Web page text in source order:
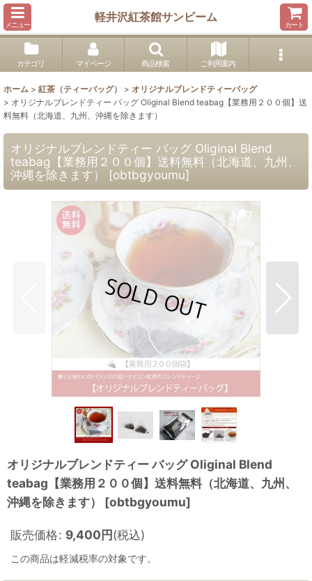
メニュー
軽井沢紅茶館サンビーム
カート
カテゴリ マイページ 商品検索 ご利用案内
ホーム > 紅茶（ティーバッグ） > オリジナルブレンドティーバッグ
> オリジナルブレンドティー バッグ Oliginal Blend teabag【業務用２００個】送
料無料（北海道、九州、沖縄を除きます）
オリジナルブレンドティー バッグ Oliginal Blend
teabag【業務用２００個】送料無料（北海道、九州、
沖縄を除きます）
[obtbgyoumu]
オリジナルブレンドティー バッグ Oliginal Blend
teabag【業務用２００個】送料無料（北海道、九州、
沖縄を除きます）
[obtbgyoumu]
販売価格: 9,400円(税込)
この商品は軽減税率の対象です。